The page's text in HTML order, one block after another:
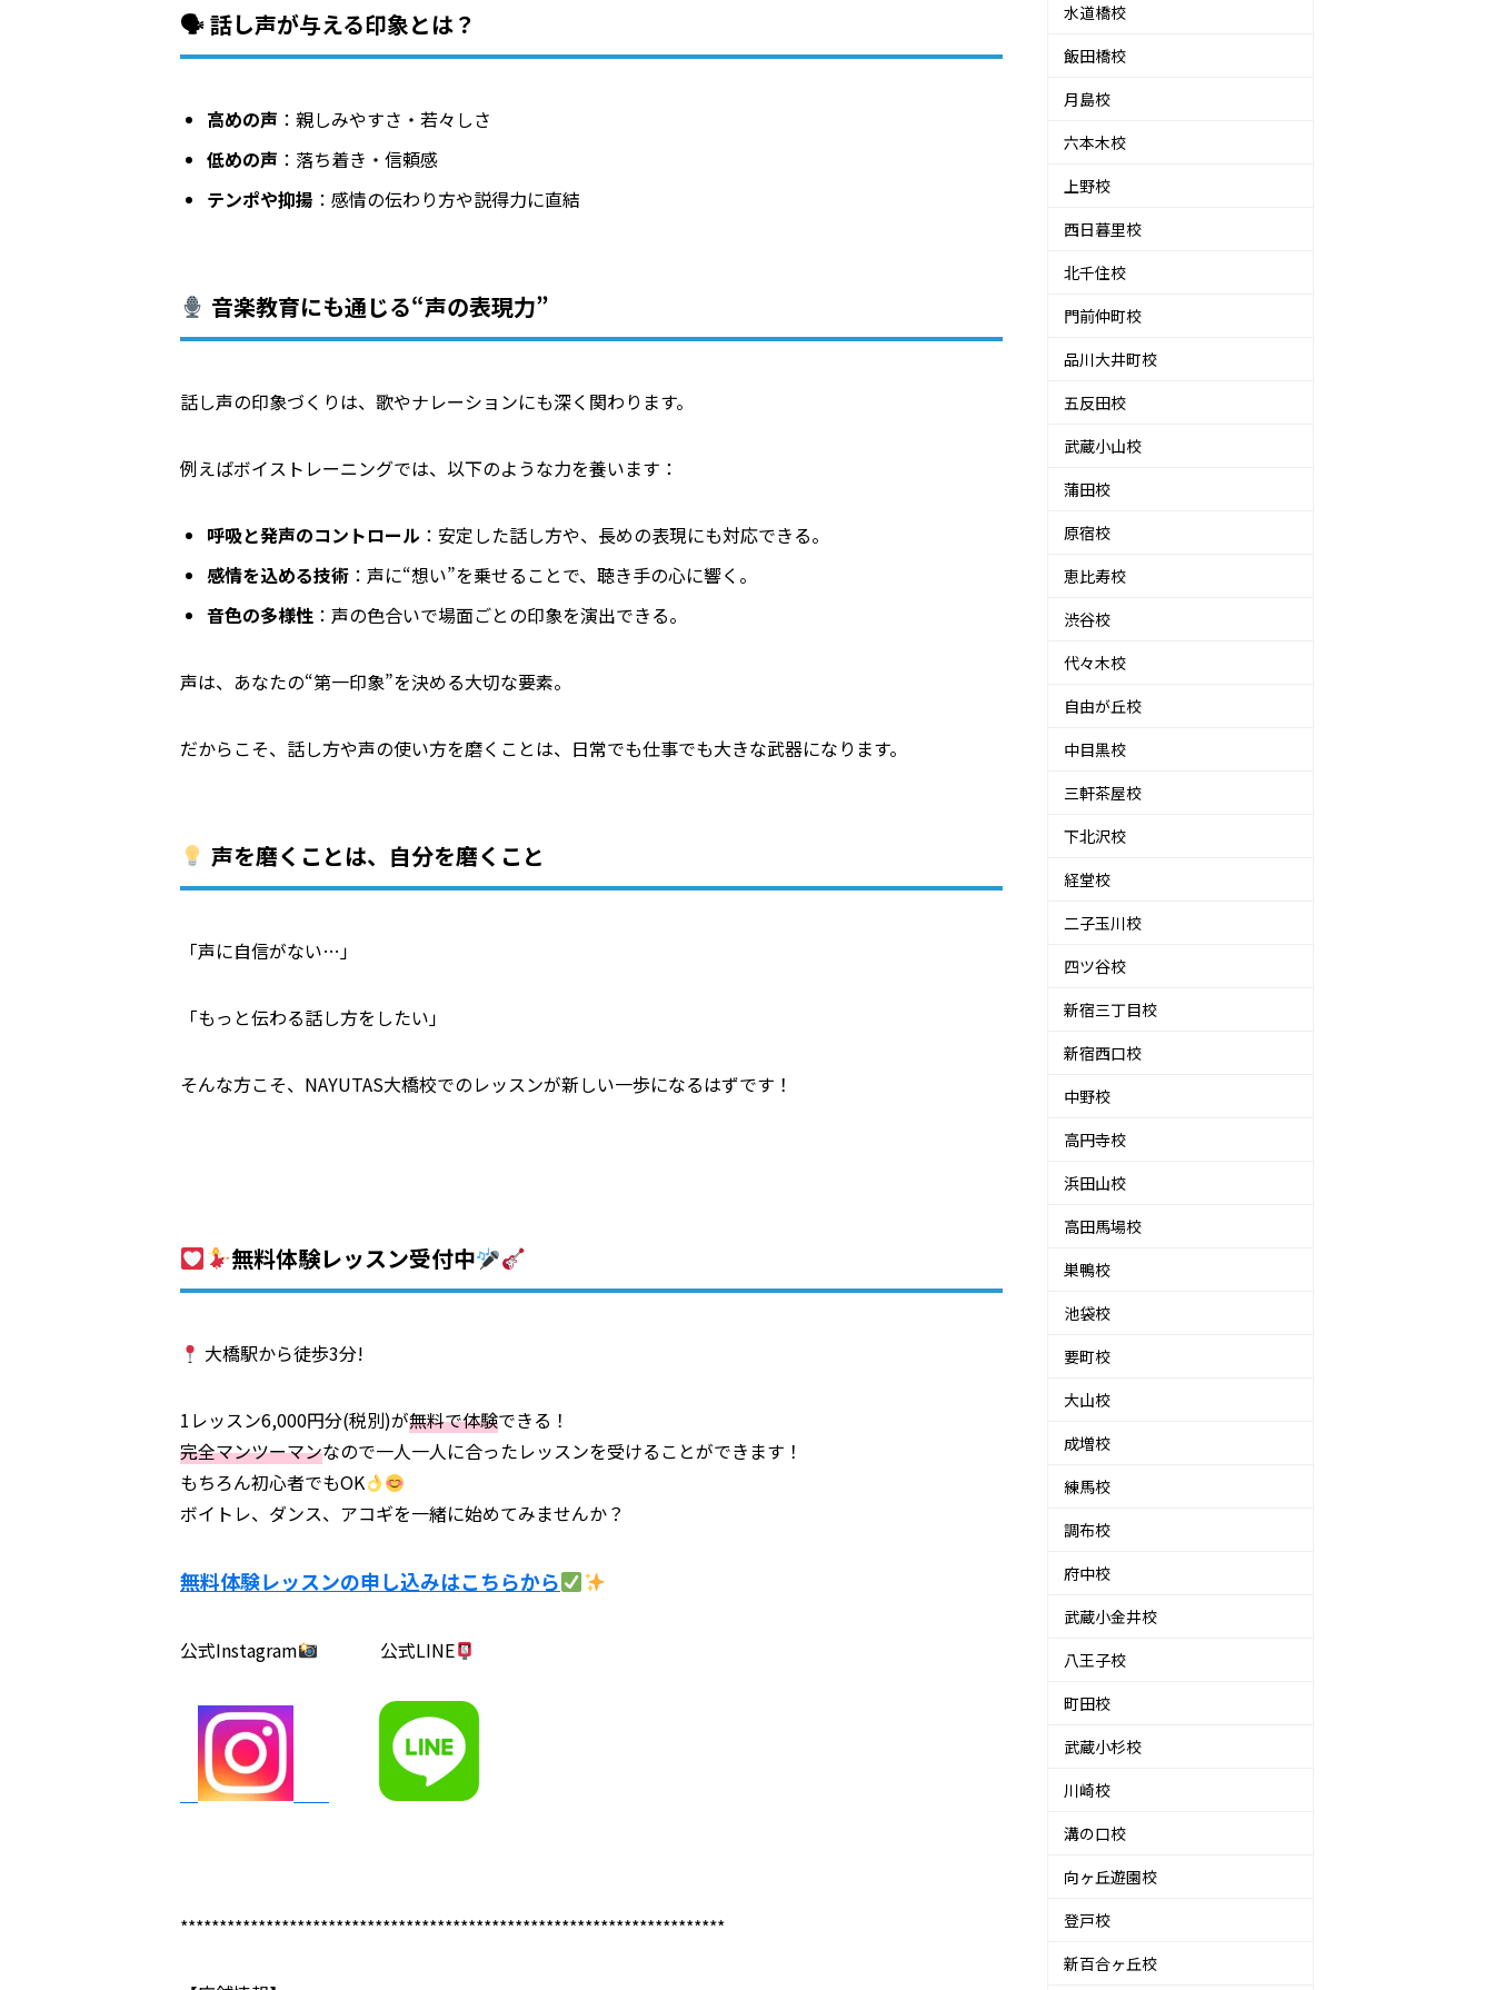
🗣 話し声が与える印象とは？
高めの声 ：親しみやすさ・若々しさ
低めの声 ：落ち着き・信頼感
テンポや抑揚 ：感情の伝わり方や説得力に直結
音楽教育にも通じる“声の表現力”
話し声の印象づくりは、歌やナレーションにも深く関わります。
例えばボイストレーニングでは、以下のような力を養います：
呼吸と発声のコントロール ：安定した話し方や、長めの表現にも対応できる。
感情を込める技術 ：声に“想い”を乗せることで、聴き手の心に響く。
音色の多様性 ：声の色合いで場面ごとの印象を演出できる。
声は、あなたの“第一印象”を決める大切な要素。
だからこそ、話し方や声の使い方を磨くことは、日常でも仕事でも大きな武器になります。
声を磨くことは、自分を磨くこと
「声に自信がない…」
「もっと伝わる話し方をしたい」
そんな方こそ、NAYUTAS大橋校でのレッスンが新しい一歩になるはずです！
無料体験レッスン受付中
大橋駅から徒歩3分!
1レッスン6,000円分(税別)が無料で体験できる！
完全マンツーマンなので一人一人に合ったレッスンを受けることができます！
もちろん初心者でもOK
ボイトレ、ダンス、アコギを一緒に始めてみませんか？
無料体験レッスンの申し込みはこちらから
公式Instagram 公式LINE
**********************************************************************
水道橋校
飯田橋校
月島校
六本木校
上野校
西日暮里校
北千住校
門前仲町校
品川大井町校
五反田校
武蔵小山校
蒲田校
原宿校
恵比寿校
渋谷校
代々木校
自由が丘校
中目黒校
三軒茶屋校
下北沢校
経堂校
二子玉川校
四ツ谷校
新宿三丁目校
新宿西口校
中野校
高円寺校
浜田山校
高田馬場校
巣鴨校
池袋校
要町校
大山校
成増校
練馬校
調布校
府中校
武蔵小金井校
八王子校
町田校
武蔵小杉校
川崎校
溝の口校
向ヶ丘遊園校
登戸校
新百合ヶ丘校